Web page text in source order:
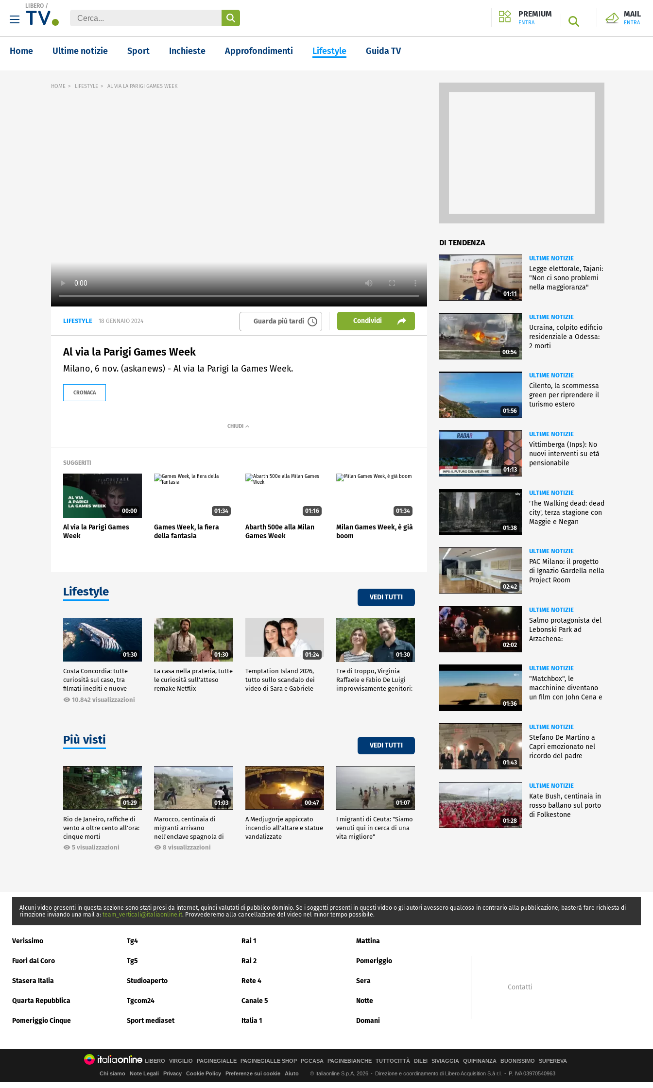
LIBERO /
PREMIUM
ENTRA SEARCH
MAIL
ENTRA
Home Ultime notizie Sport Inchieste Approfondimenti Lifestyle Guida TV
HOME LIFESTYLE AL VIA LA PARIGI GAMES WEEK
LIFESTYLE 18 GENNAIO 2024 Guarda più tardi Condividi
Al via la Parigi Games Week
Milano, 6 nov. (askanews) - Al via la Parigi la Games Week.
CRONACA
SUGGERITI
00:00
Al via la Parigi Games
Week
01:34
Games Week, la fiera
della fantasia
01:16
Abarth 500e alla Milan
Games Week
01:34
Milan Games Week, è già
boom
Lifestyle VEDI TUTTI
01:30
Costa Concordia: tutte
curiosità sul caso, tra
filmati inediti e nuove
ricostruzioni
10.842 visualizzazioni
01:30
La casa nella prateria, tutte
le curiosità sull'atteso
remake Netflix
01:24
Temptation Island 2026,
tutto sullo scandalo dei
video di Sara e Gabriele
01:30
Tre di troppo, Virginia
Raffaele e Fabio De Luigi
improvvisamente genitori:
Più visti VEDI TUTTI
01:29
Rio de Janeiro, raffiche di
vento a oltre cento all'ora:
cinque morti
5 visualizzazioni
01:03
Marocco, centinaia di
migranti arrivano
nell'enclave spagnola di
Ceuta8 visualizzazioni
00:47
A Medjugorje appiccato
incendio all'altare e statue
vandalizzate
01:07
I migranti di Ceuta: "Siamo
venuti qui in cerca di una
vita migliore"
DI TENDENZA
01:11
ULTIME NOTIZIE
Legge elettorale, Tajani:
"Non ci sono problemi
nella maggioranza"
00:54
ULTIME NOTIZIE
Ucraina, colpito edificio
residenziale a Odessa:
2 morti
01:56
ULTIME NOTIZIE
Cilento, la scommessa
green per riprendere il
turismo estero
01:13
ULTIME NOTIZIE
Vittimberga (Inps): No
nuovi interventi su età
pensionabile
01:38
ULTIME NOTIZIE
'The Walking dead: dead
city', terza stagione con
Maggie e Negan
02:42
ULTIME NOTIZIE
PAC Milano: il progetto
di Ignazio Gardella nella
Project Room
02:02
ULTIME NOTIZIE
Salmo protagonista del
Lebonski Park ad
Arzachena:
01:36
ULTIME NOTIZIE
"Matchbox", le
macchinine diventano
un film con John Cena e
01:43
ULTIME NOTIZIE
Stefano De Martino a
Capri emozionato nel
ricordo del padre
01:28
ULTIME NOTIZIE
Kate Bush, centinaia in
rosso ballano sul porto
di Folkestone
Alcuni video presenti in questa sezione sono stati presi da internet, quindi valutati di pubblico dominio. Se i soggetti presenti in questi video o gli autori avessero qualcosa in contrario alla pubblicazione, basterà fare richiesta di
rimozione inviando una mail a: team_verticali@italiaonline.it. Provvederemo alla cancellazione del video nel minor tempo possibile.
Verissimo Tg4 Rai 1 Mattina
Fuori dal Coro Tg5 Rai 2 Pomeriggio
Stasera Italia Studioaperto Rete 4 Sera
Quarta Repubblica Tgcom24 Canale 5 Notte
Pomeriggio Cinque Sport mediaset Italia 1 Domani
Contatti
LIBERO VIRGILIO PAGINEGIALLE PAGINEGIALLE SHOP PGCASA PAGINEBIANCHE TUTTOCITTÀ DILEI SIVIAGGIA QUIFINANZA BUONISSIMO SUPEREVA
Chi siamo Note Legali Privacy Cookie Policy Preferenze sui cookie Aiuto © Italiaonline S.p.A. 2026 Direzione e coordinamento di Libero Acquisition S.á r.l. P. IVA 03970540963